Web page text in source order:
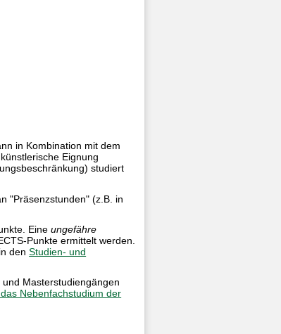
in Kombination mit dem
Eignung
studiert
"Präsenzstunden" (z.B. in
Eineungefähre
Punkte ermittelt werden.
denStudien- und
Masterstudiengängen
Nebenfachstudium der